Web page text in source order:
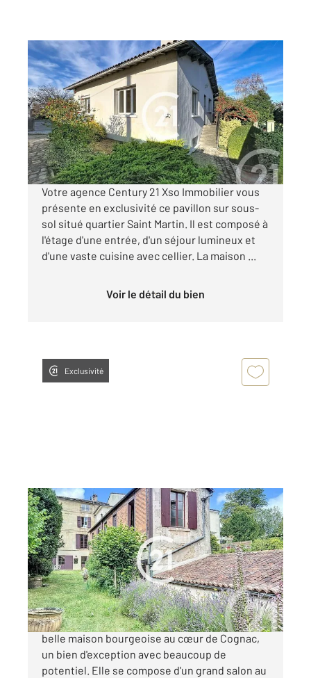
COGNAC 16
106 m2, 4 pièces
Ref : 2773
Maison à vendre
138 900 €
Visiter le site dédié
Votre agence Century 21 Xso Immobilier vous
présente en exclusivité ce pavillon sur sous-
sol situé quartier Saint Martin. Il est composé à
l'étage d'une entrée, d'un séjour lumineux et
d'une vaste cuisine avec cellier. La maison ...
Voir le détail du bien
Exclusivité
COGNAC 16
325 m2 , 6 pièces
Ref : 2767
Maison à vendre
350 000 €
Century 21 Cognac, vous propose cette très
belle maison bourgeoise au cœur de Cognac,
un bien d'exception avec beaucoup de
potentiel. Elle se compose d'un grand salon au